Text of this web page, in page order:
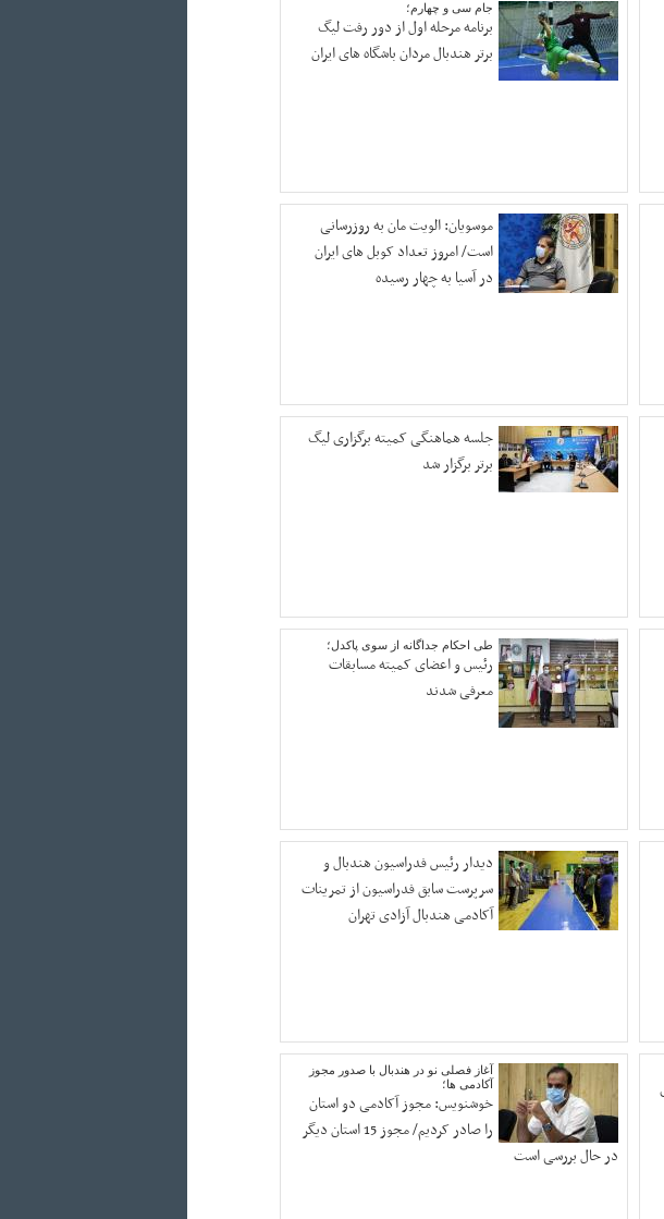
جام سی و چهارم؛
برنامه مرحله اول از دور رفت لیگ
برتر هندبال مردان باشگاه های ایران
موسویان: الویت مان به روزرسانی
است/ امروز تعداد کوبل های ایران
در آسیا به چهار رسیده
جلسه هماهنگی کمیته برگزاری لیگ
برتر برگزار شد
طی احکام جداگانه از سوی پاکدل؛
رئیس و اعضای کمیته مسابقات
معرفی شدند
دیدار رئیس فدراسیون هندبال و
سرپرست سابق فدراسیون از تمرینات
آکادمی هندبال آزادی تهران
آغاز فصلی نو در هندبال با صدور مجوز
آکادمی ها؛
خوشنویس: مجوز آکادمی دو استان
را صادر کردیم/ مجوز 15 استان دیگر
در حال بررسی است